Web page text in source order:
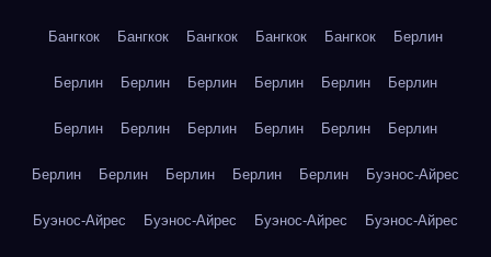
Бангкок Бангкок Бангкок Бангкок Бангкок Берлин
Берлин Берлин Берлин Берлин Берлин Берлин
Берлин Берлин Берлин Берлин Берлин Берлин
Берлин Берлин Берлин Берлин Берлин Буэнос-Айрес
Буэнос-Айрес Буэнос-Айрес Буэнос-Айрес Буэнос-Айрес